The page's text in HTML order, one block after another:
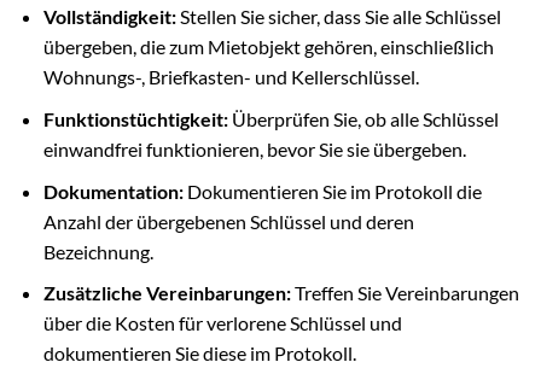
Vollständigkeit:Stellen Sie sicher, dass Sie alle Schlüssel
übergeben, die zum Mietobjekt gehören, einschließlich
Wohnungs-, Briefkasten- und Kellerschlüssel.
Funktionstüchtigkeit:Überprüfen Sie, ob alle Schlüssel
einwandfrei funktionieren, bevor Sie sie übergeben.
Dokumentation:Dokumentieren Sie im Protokoll die
Anzahl der übergebenen Schlüssel und deren
Bezeichnung.
Zusätzliche Vereinbarungen:Treffen Sie Vereinbarungen
über die Kosten für verlorene Schlüssel und
dokumentieren Sie diese im Protokoll.